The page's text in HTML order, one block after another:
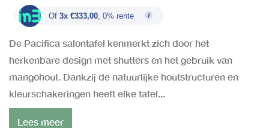
Of 3x €333,00 , 0% rente
De Pacifica salontafel kenmerkt zich door het
herkenbare design met shutters en het gebruik van
mangohout. Dankzij de natuurlijke houtstructuren en
kleurschakeringen heeft elke tafel...
Lees meer